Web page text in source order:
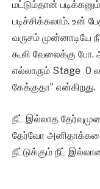
மட்டும்தான்
படிச்சிக்கலாம். உன்
வருசம் முன்னாடியே
கூலி வேலைக்கு
எல்லாரும் Stage 0
கேக்குதா” என்கிறது.
நீட் இல்லாத
தேர்வோ அனிதாக்களை
நீட்டுக்கும் நீட்